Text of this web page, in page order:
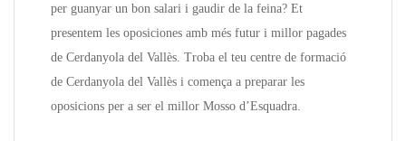
per guanyar un bon salari i gaudir de la feina? Et
presentem les oposiciones amb més futur i millor pagades
de Cerdanyola del Vallès. Troba el teu centre de formació
de Cerdanyola del Vallès i comença a preparar les
oposicions per a ser el millor Mosso d’Esquadra.